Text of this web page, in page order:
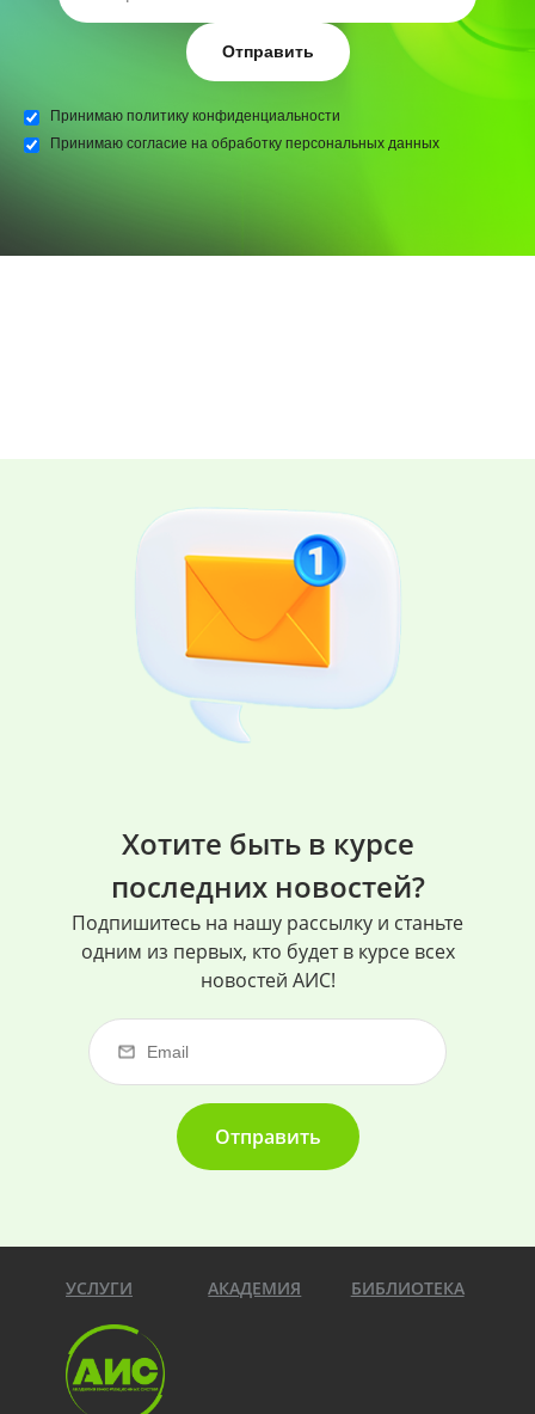
Отправить
Принимаю политику конфиденциальности
Принимаю согласие на обработку персональных данных
Хотите быть в курсе
последних новостей?
Подпишитесь на нашу рассылку и станьте
одним из первых, кто будет в курсе всех
новостей АИС!
Отправить
УСЛУГИ АКАДЕМИЯ БИБЛИОТЕКА